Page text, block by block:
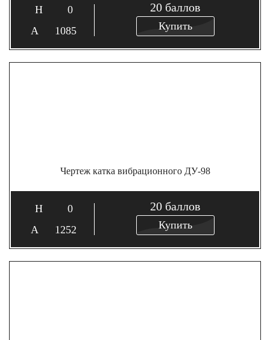
0
1085
20 баллов
Купить
Чертеж катка вибрационного ДУ-98
0
1252
20 баллов
Купить